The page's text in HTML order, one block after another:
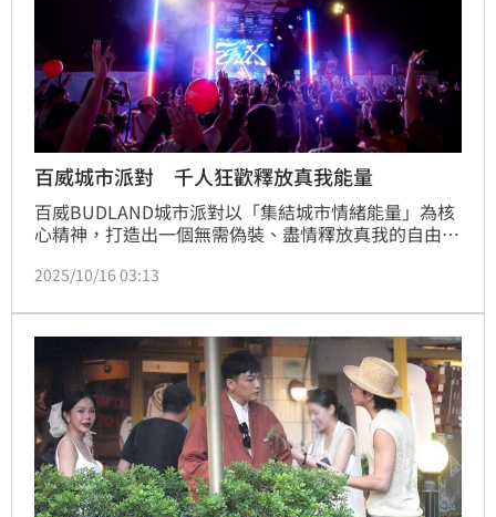
百威城市派對 千人狂歡釋放真我能量
百威BUDLAND城市派對以「集結城市情緒能量」為核
心精神，打造出一個無需偽裝、盡情釋放真我的自由場
人集結釋放真我能量，讓信義區成為飛船樂園。
2025/10/16 03:13